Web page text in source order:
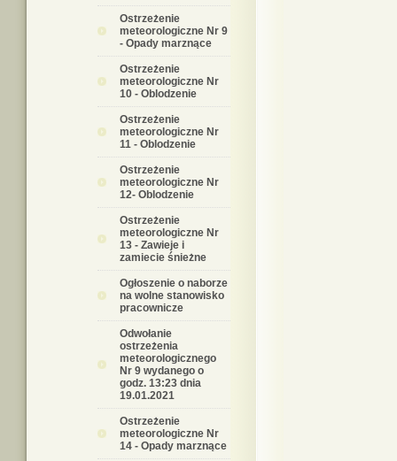
Ostrzeżenie
meteorologiczne Nr 9
- Opady marznące
Ostrzeżenie
meteorologiczne Nr
10 - Oblodzenie
Ostrzeżenie
meteorologiczne Nr
11 - Oblodzenie
Ostrzeżenie
meteorologiczne Nr
12- Oblodzenie
Ostrzeżenie
meteorologiczne Nr
13 - Zawieje i
zamiecie śnieżne
Ogłoszenie o naborze
na wolne stanowisko
pracownicze
Odwołanie
ostrzeżenia
meteorologicznego
Nr 9 wydanego o
godz. 13:23 dnia
19.01.2021
Ostrzeżenie
meteorologiczne Nr
14 - Opady marznące